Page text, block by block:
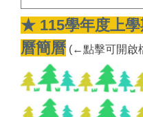
★ 115學年度上學
曆簡曆(←點擊可開啟